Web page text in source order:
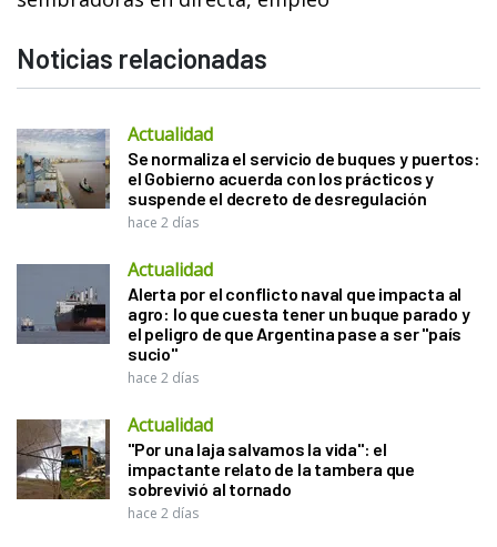
Noticias relacionadas
Actualidad
Se normaliza el servicio de buques y puertos:
el Gobierno acuerda con los prácticos y
suspende el decreto de desregulación
hace 2 días
Actualidad
Alerta por el conflicto naval que impacta al
agro: lo que cuesta tener un buque parado y
el peligro de que Argentina pase a ser "país
sucio"
hace 2 días
Actualidad
"Por una laja salvamos la vida": el
impactante relato de la tambera que
sobrevivió al tornado
hace 2 días